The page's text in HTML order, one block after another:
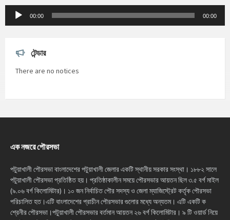
Audio
Player
00:00 00:00
টেন্ডার
There are no notices
এক নজরে পৌরসভা
পটুয়াখালী পৌরসভা বাংলাদেশের পটুয়াখালী জেলার একটি স্থানীয় সরকার সংস্থা। ১৮৮২ সালে
পটুয়াখালী পৌরসভা প্রতিষ্ঠিত হয়। প্রতিষ্ঠাকালীন সময়ে পৌরসভার আয়তন ছিল ৩.৫ বর্গ মাইল
(৯.০৬ বর্গ কিলোমিটার)। ১০ জন নির্বাচিত পৌর সদস্য ও জেলা ম্যাজিস্ট্রেট কর্তৃক পৌরসভা
পরিচালিত হত।এটি বাংলাদেশের প্রাচীন পৌরসভার গুলোর মধ্যে অন্যতম। এটি একটি ক
শ্রেনীর পৌরসভা।পটুয়াখালী পৌরসভার বর্তমান আয়তন ২৬ বর্গ কিলোমিটার। ৯ টি ওয়ার্ড নিয়ে